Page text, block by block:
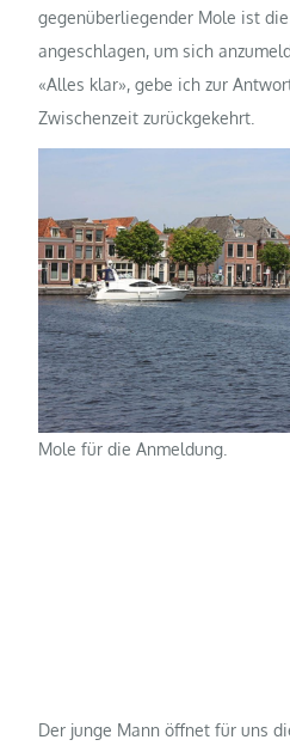
gegenüberliegender Mole ist
angeschlagen, um sich
«Alles klar», gebe ich zur
Zwischenzeit zurückgekehrt.
Mole für die Anmeldung.
Der junge Mann öffnet für uns